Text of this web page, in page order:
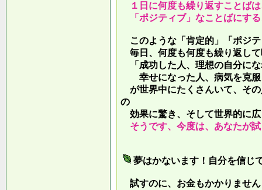
１日に何度も繰り返すことば
「ポジティブ」なことばにす
このような「肯定的」「ポジ
毎日、何度も何度も繰り返し
「成功した人、理想の自分に
幸せになった人、病気を克服
が世界中にたくさんいて、そ
の
効果に驚き、そして世界的に
そうです、今度は、あなたが
夢はかないます！自分を信じ
試すのに、お金もかかりませ